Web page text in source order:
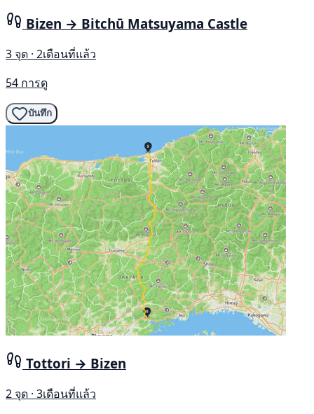
Bizen → Bitchū Matsuyama Castle
3 จุด · 2เดือนที่แล้ว
54 การดู
บันทึก
Tottori → Bizen
2 จุด · 3เดือนที่แล้ว